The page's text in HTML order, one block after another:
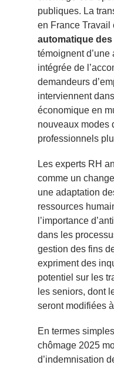
publiques. La
en France Travail
automatique
témoignent
intégrée de
demandeurs
interviennent
économique en
nouveaux modes
professionnels
Les experts RH
comme un
une adaptation
ressources
l’importance
dans les
gestion des fins
expriment des
potentiel sur les
les seniors, dont
seront modifiées
En termes
chômage 2025
d’indemnisation